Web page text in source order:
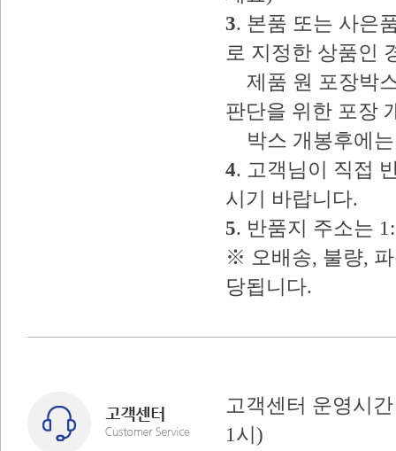
3. 본품 또는 사은
로 지정한 상품인
제품 원 포장박
판단을 위한 포장
박스 개봉후에는
4. 고객님이 직접
시기 바랍니다.
5. 반품지 주소는
※ 오배송, 불량,
당됩니다.
고객센터 운영시
1시)